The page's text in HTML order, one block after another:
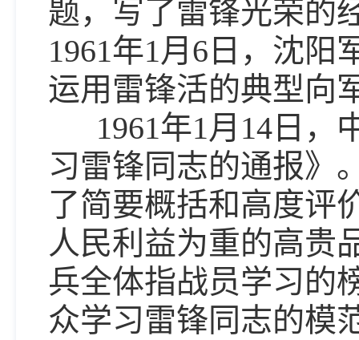
题，写了雷锋光荣的
1961年1月6日，沈
运用雷锋活的典型向
1961年1月14日，
习雷锋同志的通报》
了简要概括和高度评
人民利益为重的高贵
兵全体指战员学习的
众学习雷锋同志的模